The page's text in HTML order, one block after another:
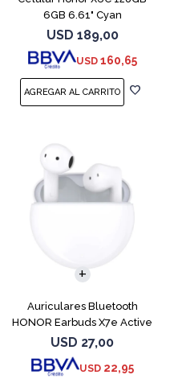
6GB 6.61" Cyan
USD 189,00
USD 160,65
Auriculares Bluetooth
HONOR Earbuds X7e Active
TWS White
USD 27,00
USD 22,95